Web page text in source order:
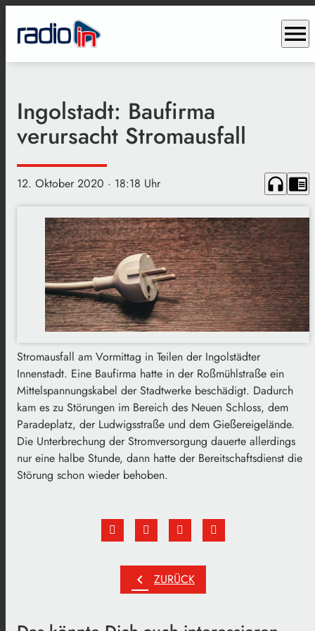
menu
Ingolstadt: Baufirma
verursacht Stromausfall
12. Oktober 2020 · 18:18 Uhr headphones chrome_reader_mode
Stromausfall am Vormittag in Teilen der Ingolstädter
Innenstadt. Eine Baufirma hatte in der Roßmühlstraße ein
Mittelspannungskabel der Stadtwerke beschädigt. Dadurch
kam es zu Störungen im Bereich des Neuen Schloss, dem
Paradeplatz, der Ludwigsstraße und dem Gießereigelände.
Die Unterbrechung der Stromversorgung dauerte allerdings
nur eine halbe Stunde, dann hatte der Bereitschaftsdienst die
Störung schon wieder behoben.
chevron_left ZURÜCK